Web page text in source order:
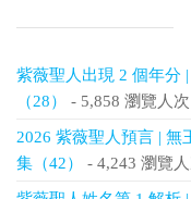
紫薇聖人出現 2 個年分
（28）
- 5,858 瀏覽人次
2026 紫薇聖人預言 | 無
集（42）
- 4,243 瀏覽